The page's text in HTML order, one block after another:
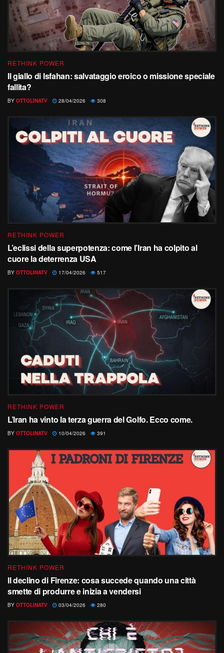
RETHINK POWER
Il giallo di Isfahan: salvataggio eroico o missione speciale
fallita?
BY OTTOLINATV 28/04/2026 308
RETHINK POWER
L’eclissi della superpotenza: come l’Iran ha colpito al
cuore la deterrenza USA
BY OTTOLINATV 17/04/2026 517
RETHINK POWER
L’Iran ha vinto la terza guerra del Golfo. Ecco come.
BY OTTOLINATV 10/04/2026 391
RETHINK POWER
Il declino di Firenze: cosa succede quando una città
smette di produrre e inizia a vendersi
BY OTTOLINATV 03/04/2026 280